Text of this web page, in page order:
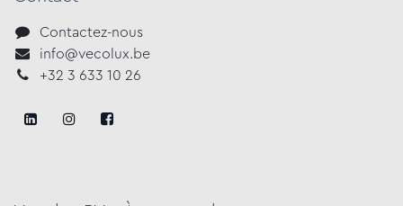
Contactez-nous
info@vecolux.be
+3​2 3 633​ 10 ​2​6